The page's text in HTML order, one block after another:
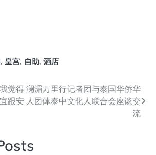
, 皇宫, 自助, 酒店
觉得
跟安
澜湄万里行记者团与泰国华侨华
人团体泰中文化人联合会座谈交
流